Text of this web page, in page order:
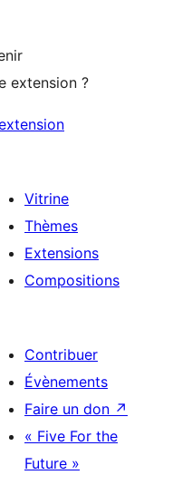
extension ?
Vitrine
Thèmes
Extensions
Compositions
Contribuer
Évènements
Faire un don ↗
« Five For the
Future »